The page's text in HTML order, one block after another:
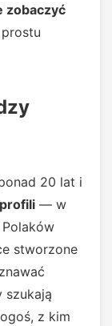
zobaczyć
20 lat i
— w
stworzone
szukają
z kim